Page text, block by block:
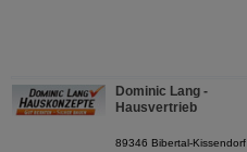
Dominic Lang -
Hausvertrieb
89346 Bibertal-Kissendorf